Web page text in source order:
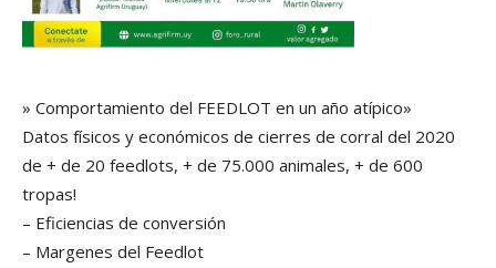
» Comportamiento del FEEDLOT en un año atípico»
Datos físicos y económicos de cierres de corral del 2020
de + de 20 feedlots, + de 75.000 animales, + de 600
tropas!
– Eficiencias de conversión
– Margenes del Feedlot